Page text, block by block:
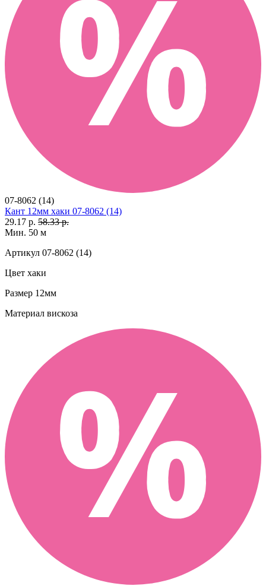
07-8062 (14)
Кант 12мм хаки 07-8062 (14)
29.17 р. 58.33 р.
Мин. 50 м
Артикул 07-8062 (14)
Цвет хаки
Размер 12мм
Материал вискоза